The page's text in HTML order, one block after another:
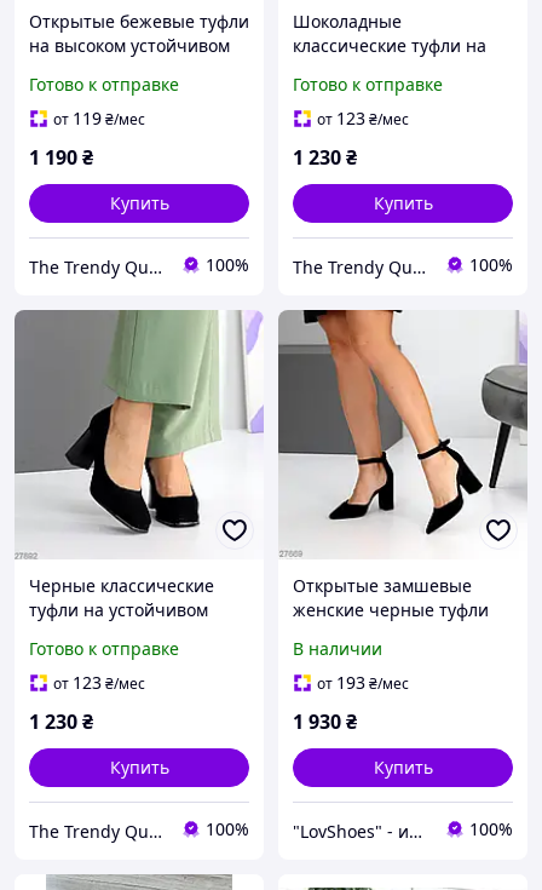
Открытые бежевые туфли
на высоком устойчивом
Готово к отправке
от 119₴/мес
1 190₴
Купить
The Trendy Queen - інтернет-магазин 100%
Шоколадные
классические туфли на
Готово к отправке
от 123₴/мес
1 230₴
Купить
The Trendy Queen - інтернет-магазин 100%
Черные классические
туфли на устойчивом
Готово к отправке
от 123₴/мес
1 230₴
Купить
The Trendy Queen - інтернет-магазин 100%
Открытые замшевые
женские черные туфли
см острый носок
натуральная замша
В наличии
от 193₴/мес
1 930₴
Купить
"LovShoes" - интернет-магазин женской обуви 100%